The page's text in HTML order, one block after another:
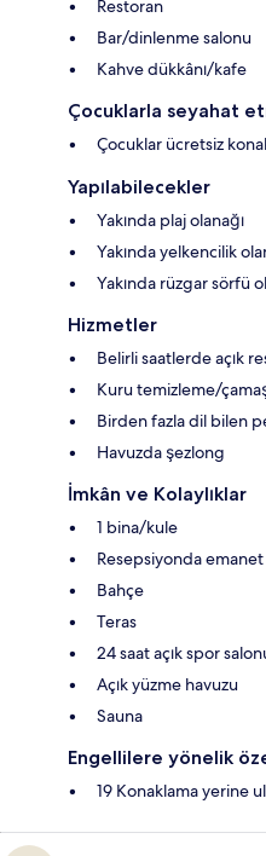
Restoran
Bar/dinlenme salonu
Kahve dükkânı/kafe
Çocuklarla seyahat
Çocuklar ücretsiz
Yapılabilecekler
Yakında plaj olanağı
Yakında yelkencilik
Yakında rüzgar sörfü
Hizmetler
Belirli saatlerde açık
Kuru temizleme/
Birden fazla dil bilen
Havuzda şezlong
İmkân ve Kolaylıklar
1 bina/kule
Resepsiyonda emanet
Bahçe
Teras
24 saat açık spor
Açık yüzme havuzu
Sauna
Engellilere yönelik
19 Konaklama yerine